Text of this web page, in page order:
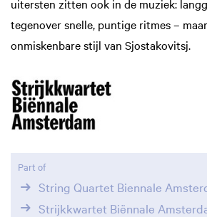
uitersten zitten ook in de muziek:
tegenover snelle, puntige ritmes –
onmiskenbare stijl van Sjostakovitsj.
Part of
String Quartet Biennale
Strijkkwartet Biënnale